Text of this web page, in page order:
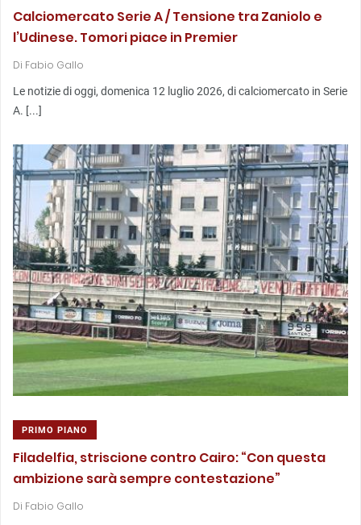
Calciomercato Serie A / Tensione tra Zaniolo e
l’Udinese. Tomori piace in Premier
Di Fabio Gallo
Le notizie di oggi, domenica 12 luglio 2026, di calciomercato in Serie
A. [...]
PRIMO PIANO
Filadelfia, striscione contro Cairo: “Con questa
ambizione sarà sempre contestazione”
Di Fabio Gallo